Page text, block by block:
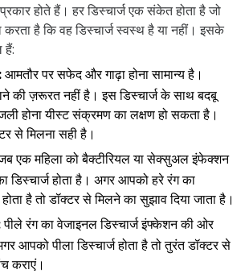
Between Ovulation
Discharge
(वाइट डिस्चार्ज ) की जांच –
of White Discharge
(वाइट डिस्चार्ज) का इलाज –
of White Discharge
डिस्चार्ज को रोका जा सकता है?
discharge be prevented?
के लिए घरेलू उपाय | Home
for white discharge
की समस्या से बचाव के टिप्स |
होते हैं। हर डिस्चार्ज एक संकेत होता है जो
करता है कि वह डिस्चार्ज स्वस्थ है या नहीं। इसके
हैं:
आमतौर पर सफेद और गाढ़ा होना सामान्य है।
की ज़रूरत नहीं है। इस डिस्चार्ज के साथ बदबू
होना यीस्ट संक्रमण का लक्षण हो सकता है।
से मिलना सही है।
एक महिला को बैक्टीरियल या सेक्सुअल इंफेक्शन
डिस्चार्ज होता है। अगर आपको हरे रंग का
है तो डॉक्टर से मिलने का सुझाव दिया जाता है।
पीले रंग का वेजाइनल डिस्चार्ज इंफ्केशन की ओर
आपको पीला डिस्चार्ज होता है तो तुरंत डॉक्टर से
कराएं।